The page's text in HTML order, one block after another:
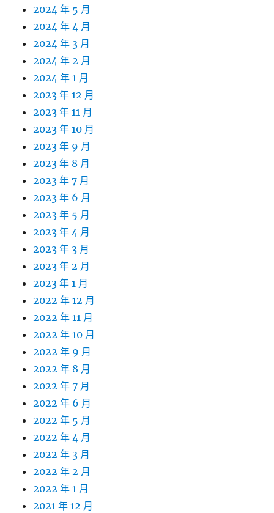
2024 年 5 月
2024 年 4 月
2024 年 3 月
2024 年 2 月
2024 年 1 月
2023 年 12 月
2023 年 11 月
2023 年 10 月
2023 年 9 月
2023 年 8 月
2023 年 7 月
2023 年 6 月
2023 年 5 月
2023 年 4 月
2023 年 3 月
2023 年 2 月
2023 年 1 月
2022 年 12 月
2022 年 11 月
2022 年 10 月
2022 年 9 月
2022 年 8 月
2022 年 7 月
2022 年 6 月
2022 年 5 月
2022 年 4 月
2022 年 3 月
2022 年 2 月
2022 年 1 月
2021 年 12 月